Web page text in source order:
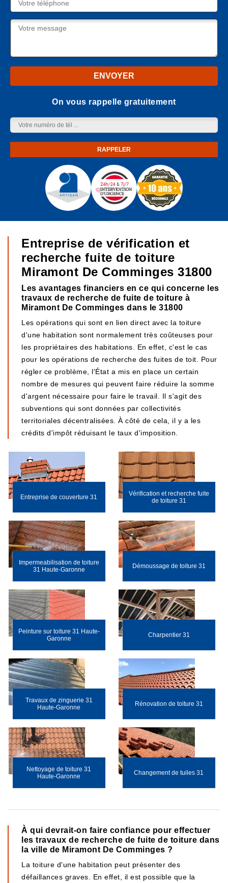
On vous rappelle gratuitement
Entreprise de vérification et
recherche fuite de toiture
Miramont De Comminges 31800
Les avantages financiers en ce qui concerne les
travaux de recherche de fuite de toiture à
Miramont De Comminges dans le 31800
Les opérations qui sont en lien direct avec la toiture
d'une habitation sont normalement très coûteuses pour
les propriétaires des habitations. En effet, c'est le cas
pour les opérations de recherche des fuites de toit. Pour
régler ce problème, l'État a mis en place un certain
nombre de mesures qui peuvent faire réduire la somme
d'argent nécessaire pour faire le travail. Il s'agit des
subventions qui sont données par collectivités
territoriales décentralisées. À côté de cela, il y a les
crédits d'impôt réduisant le taux d'imposition.
Entreprise de couverture 31
Vérification et recherche fuite
de toiture 31
Impermeabilisation de toiture
31 Haute-Garonne
Démoussage de toiture 31
Peinture sur toiture 31 Haute-
Garonne
Charpentier 31
Travaux de zinguerie 31
Haute-Garonne
Rénovation de toiture 31
Nettoyage de toiture 31
Haute-Garonne
Changement de tuiles 31
À qui devrait-on faire confiance pour effectuer
les travaux de recherche de fuite de toiture dans
la ville de Miramont De Comminges ?
La toiture d'une habitation peut présenter des
défaillances graves. En effet, il est possible que la